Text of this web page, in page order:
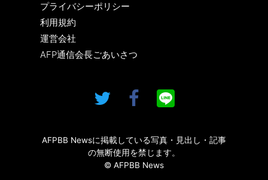
プライバシーポリシー
利用規約
運営会社
AFP通信会長ごあいさつ
AFPBB Newsに掲載している写真・見出し・記事
の無断使用を禁じます。
© AFPBB News